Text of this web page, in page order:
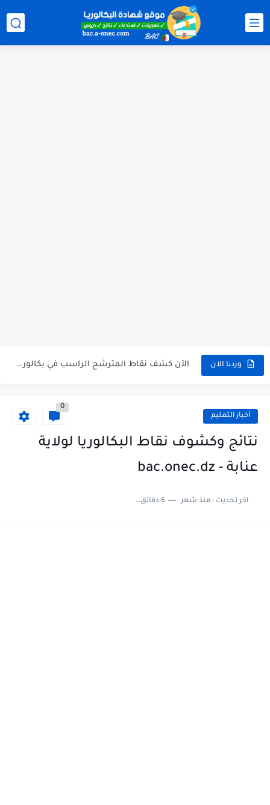
وردنا الآن
أخبار التعليم
0
نتائج وكشوف نقاط البكالوريا لولاية
عنابة - bac.onec.dz
اخر تحديث :منذ شهر 6 دقائق للقراءة